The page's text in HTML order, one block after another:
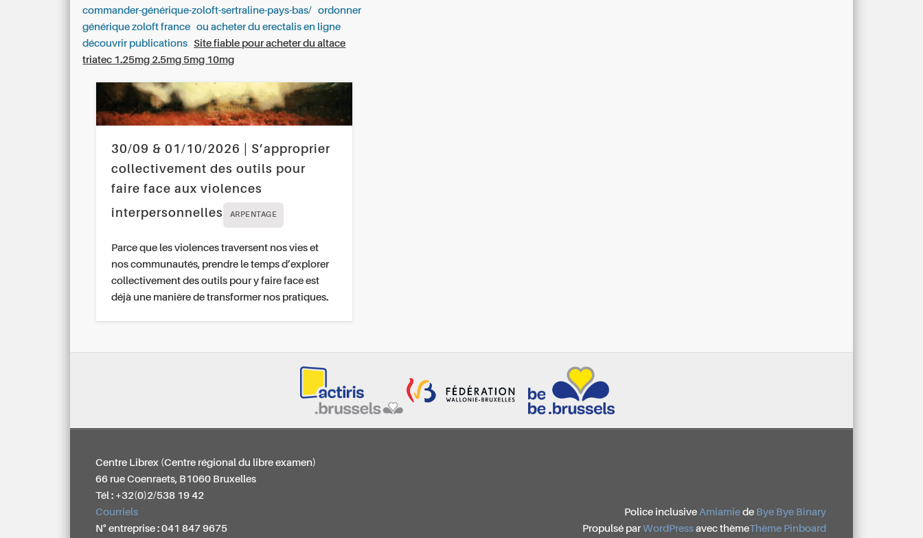
commander-générique-zoloft-sertraline-pays-bas/
ordonner
générique zoloft france
ou acheter du erectalis en ligne
découvrir publications
Site fiable pour acheter du altace
triatec 1.25mg 2.5mg 5mg 10mg
30/09 & 01/10/2026 | S’approprier
collectivement des outils pour
faire face aux violences
interpersonnelles
ARPENTAGE
Parce que les violences traversent nos vies et
nos communautés, prendre le temps d’explorer
collectivement des outils pour y faire face est
déjà une manière de transformer nos pratiques.
Centre Librex (Centre régional du libre examen)
66 rue Coenraets, B1060 Bruxelles
Tél : +32(0)2/538 19 42
Courriels
N° entreprise : 041 847 9675
Police inclusive Amiamiede Bye Bye Binary
Propulsé par WordPressavec thèmeThème Pinboard